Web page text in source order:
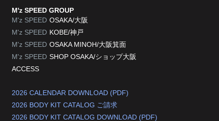
M'z SPEED GROUP
M'z SPEED OSAKA/大阪
M'z SPEED KOBE/神戸
M'z SPEED OSAKA MINOH/大阪箕面
M'z SPEED SHOP OSAKA/ショップ大阪
ACCESS
2026 CALENDAR DOWNLOAD (PDF)
2026 BODY KIT CATALOG ご請求
2026 BODY KIT CATALOG DOWNLOAD (PDF)